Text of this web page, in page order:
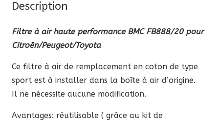
FB888/20
Citroën/Peugeot/Toyota
Description
Filtre à air haute performance BMC FB888/20 pour
Citroën/Peugeot/Toyota
Ce filtre à air de remplacement en coton de type
sport est à installer dans la boîte à air d’origine.
Il ne nécessite aucune modification.
Avantages: réutilisable ( grâce au kit de